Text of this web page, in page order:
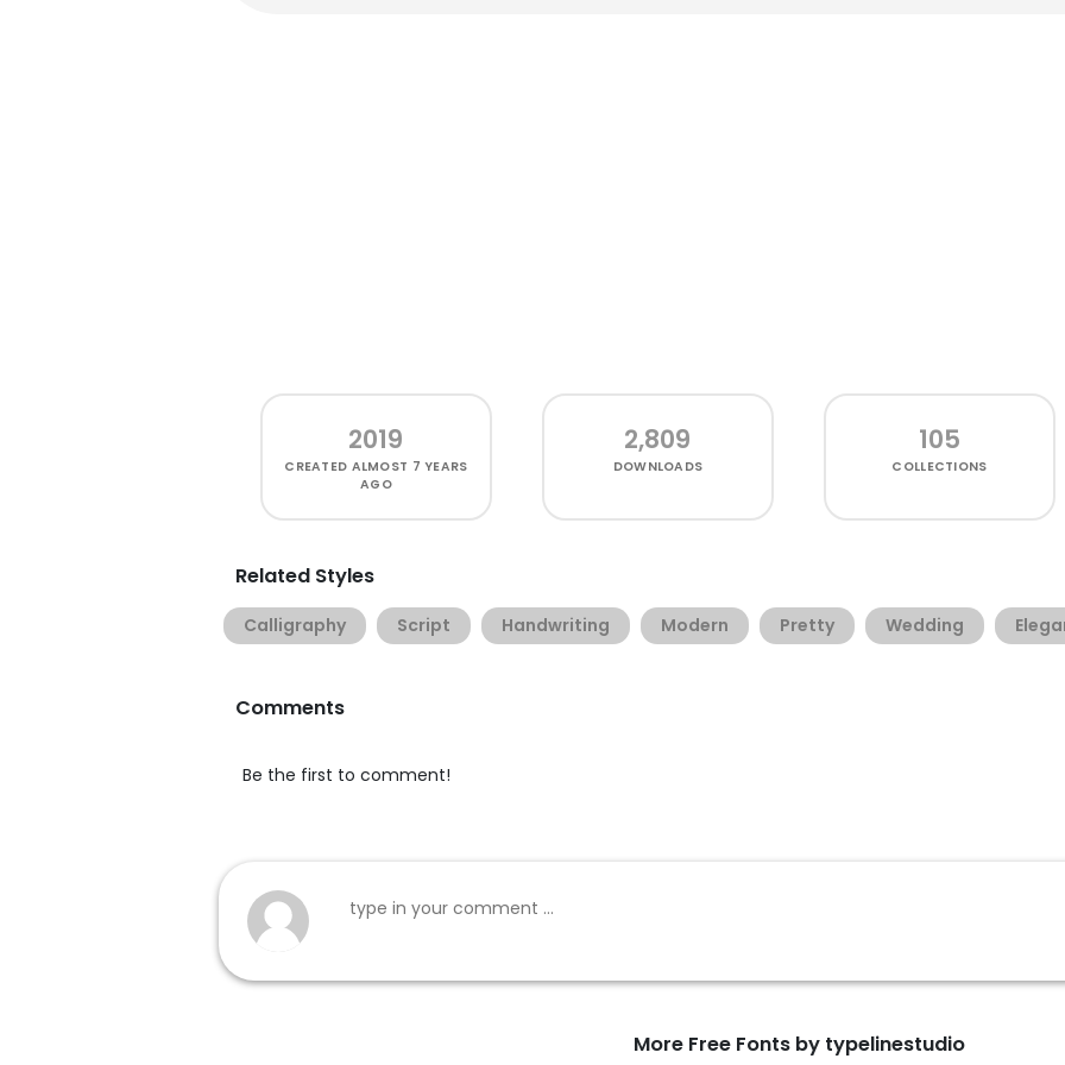
2019
CREATED ALMOST 7 YEARS
AGO
2,809
DOWNLOADS
105
COLLECTIONS
Related Styles
Calligraphy Script Handwriting Modern Pretty Wedding
Comments
Be the first to comment!
More Free Fonts by typelinestudio